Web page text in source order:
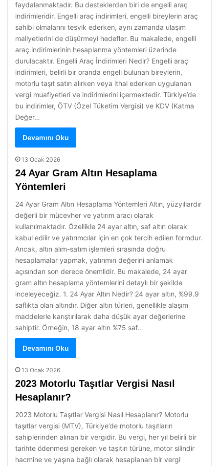
faydalanmaktadır. Bu desteklerden biri de engelli araç
indirimleridir. Engelli araç indirimleri, engelli bireylerin araç
sahibi olmalarını teşvik ederken, aynı zamanda ulaşım
maliyetlerini de düşürmeyi hedefler. Bu makalede, engelli
araç indirimlerinin hesaplanma yöntemleri üzerinde
durulacaktır. Engelli Araç İndirimleri Nedir? Engelli araç
indirimleri, belirli bir oranda engeli bulunan bireylerin,
motorlu taşıt satın alırken veya ithal ederken uygulanan
vergi muafiyetleri ve indirimlerini içermektedir. Türkiye’de
bu indirimler, ÖTV (Özel Tüketim Vergisi) ve KDV (Katma
Değer…
Devamını Oku
13 Ocak 2026
24 Ayar Gram Altın Hesaplama
Yöntemleri
24 Ayar Gram Altın Hesaplama Yöntemleri Altın, yüzyıllardır
değerli bir mücevher ve yatırım aracı olarak
kullanılmaktadır. Özellikle 24 ayar altın, saf altın olarak
kabul edilir ve yatırımcılar için en çok tercih edilen formdur.
Ancak, altın alım-satım işlemleri sırasında doğru
hesaplamalar yapmak, yatırımın değerini anlamak
açısından son derece önemlidir. Bu makalede, 24 ayar
gram altın hesaplama yöntemlerini detaylı bir şekilde
inceleyeceğiz. 1. 24 Ayar Altın Nedir? 24 ayar altın, %99.9
saflıkta olan altındır. Diğer altın türleri, genellikle alaşım
maddelerle karıştırılarak daha düşük ayar değerlerine
sahiptir. Örneğin, 18 ayar altın %75 saf…
Devamını Oku
13 Ocak 2026
2023 Motorlu Taşıtlar Vergisi Nasıl
Hesaplanır?
2023 Motorlu Taşıtlar Vergisi Nasıl Hesaplanır? Motorlu
taşıtlar vergisi (MTV), Türkiye’de motorlu taşıtların
sahiplerinden alınan bir vergidir. Bu vergi, her yıl belirli bir
tarihte ödenmesi gereken ve taşıtın türüne, motor silindir
hacmine ve yaşına bağlı olarak hesaplanan bir vergi